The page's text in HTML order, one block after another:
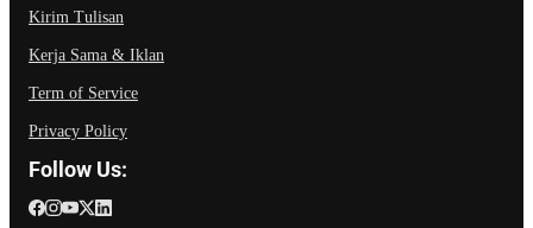
Kirim Tulisan
Kerja Sama & Iklan
Term of Service
Privacy Policy
Follow Us: